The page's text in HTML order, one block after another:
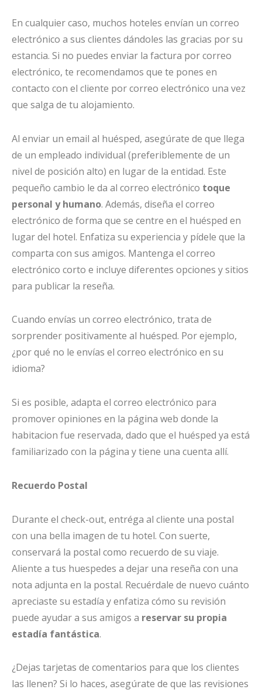
En cualquier caso, muchos hoteles envían un correo
electrónico a sus clientes dándoles las gracias por su
estancia. Si no puedes enviar la factura por correo
electrónico, te recomendamos que te pones en
contacto con el cliente por correo electrónico una vez
que salga de tu alojamiento.
Al enviar un email al huésped, asegúrate de que llega
de un empleado individual (preferiblemente de un
nivel de posición alto) en lugar de la entidad. Este
pequeño cambio le da al correo electrónico toque
personal y humano. Además, diseña el correo
electrónico de forma que se centre en el huésped en
lugar del hotel. Enfatiza su experiencia y pídele que la
comparta con sus amigos. Mantenga el correo
electrónico corto e incluye diferentes opciones y sitios
para publicar la reseña.
Cuando envías un correo electrónico, trata de
sorprender positivamente al huésped. Por ejemplo,
¿por qué no le envías el correo electrónico en su
idioma?
Si es posible, adapta el correo electrónico para
promover opiniones en la página web donde la
habitacion fue reservada, dado que el huésped ya está
familiarizado con la página y tiene una cuenta allí.
Recuerdo Postal
Durante el check-out, entréga al cliente una postal
con una bella imagen de tu hotel. Con suerte,
conservará la postal como recuerdo de su viaje.
Aliente a tus huespedes a dejar una reseña con una
nota adjunta en la postal. Recuérdale de nuevo cuánto
apreciaste su estadía y enfatiza cómo su revisión
puede ayudar a sus amigos a reservar su propia
estadía fantástica.
¿Dejas tarjetas de comentarios para que los clientes
las llenen? Si lo haces, asegúrate de que las revisiones